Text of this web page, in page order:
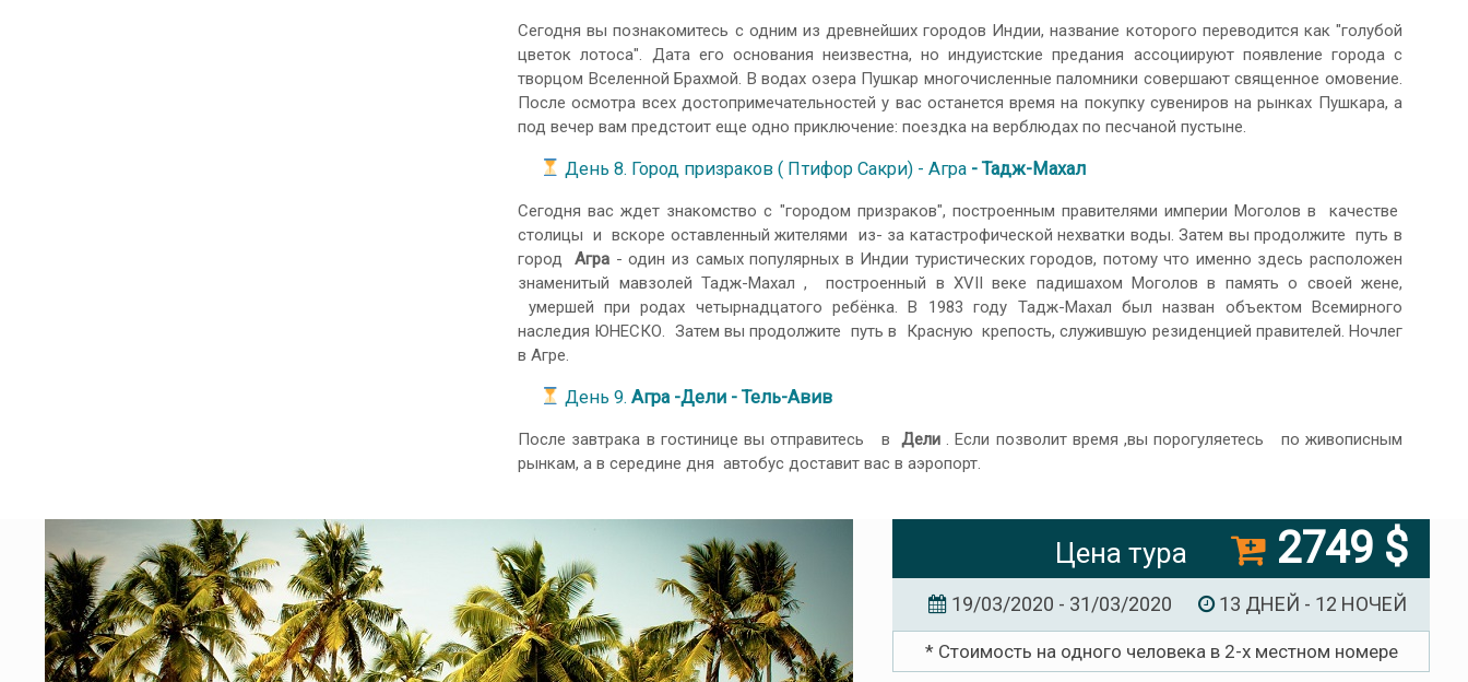
Сегодня вы познакомитесь с одним из древнейших городов Индии, название которого переводится как "голубой
цветок лотоса". Дата его основания неизвестна, но индуистские предания ассоциируют появление города с
творцом Вселенной Брахмой. В водах озера Пушкар многочисленные паломники совершают священное омовение.
После осмотра всех достопримечательностей у вас останется время на покупку сувениров на рынках Пушкара, а
под вечер вам предстоит еще одно приключение: поездка на верблюдах по песчаной пустыне.
День 8. Город призраков ( Птифор Сакри) - Агра - Тадж-Махал
Сегодня вас ждет знакомство с "городом призраков", построенным правителями империи Моголов в качестве
столицы и вскоре оставленный жителями из- за катастрофической нехватки воды. Затем вы продолжите путь в
городАгра - один из самых популярных в Индии туристических городов, потому что именно здесь расположен
знаменитый мавзолей Тадж-Махал , построенный в XVII веке падишахом Моголов в память о своей жене,
умершей при родах четырнадцатого ребёнка. В 1983 году Тадж-Махал был назван объектом Всемирного
наследия ЮНЕСКО. Затем вы продолжите путь в Красную крепость, служившую резиденцией правителей. Ночлег
в Агре.
День 9. Агра -Дели - Тель-Авив
После завтрака в гостинице вы отправитесь вДели . Если позволит время ,вы порогуляетесь по живописным
рынкам, а в середине дня автобус доставит вас в аэропорт.
Цена тура 2749 $
19/03/2020 - 31/03/2020 13 ДНЕЙ - 12 НОЧЕЙ
* Стоимость на одного человека в 2-х местном номере